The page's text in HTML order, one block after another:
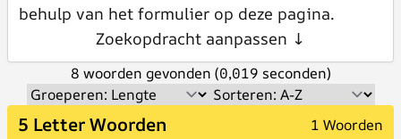
behulp van het formulier op deze pagina.
Zoekopdracht aanpassen ↓
8 woorden gevonden (0,019 seconden)
5 Letter Woorden 1 Woorden